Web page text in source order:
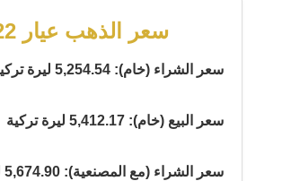
سعر الذهب عيار 22
سعر الشراء (خام): 5,254.54 ليرة تركية
سعر البيع (خام): 5,412.17 ليرة تركية
سعر الشراء (مع المصنعية): 5,674.90 ليرة تركية